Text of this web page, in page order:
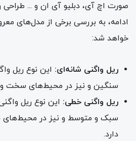
صورت اچ آی، دبلیو آی ان و ...
ادامه، به بررسی برخی از مدل‌های
خواهد شد:
ریل واگنی شانه‌ای: این نوع ریل
سنگین و نیز در محیط‌های سخت و
ریل واگنی خطی: این نوع ریل
سبک و متوسط و نیز در محیط‌های
دارد.